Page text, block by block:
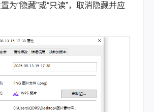
为“隐藏”或“只读”，取消隐藏并应